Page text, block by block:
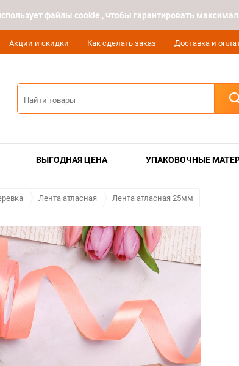
файлы cookie , чтобы гарантировать
Акции и скидки Как сделать заказ Доставка и
ВЫГОДНАЯ ЦЕНА УПАКОВОЧНЫЕ
Лента атласная Лента атласная 25мм